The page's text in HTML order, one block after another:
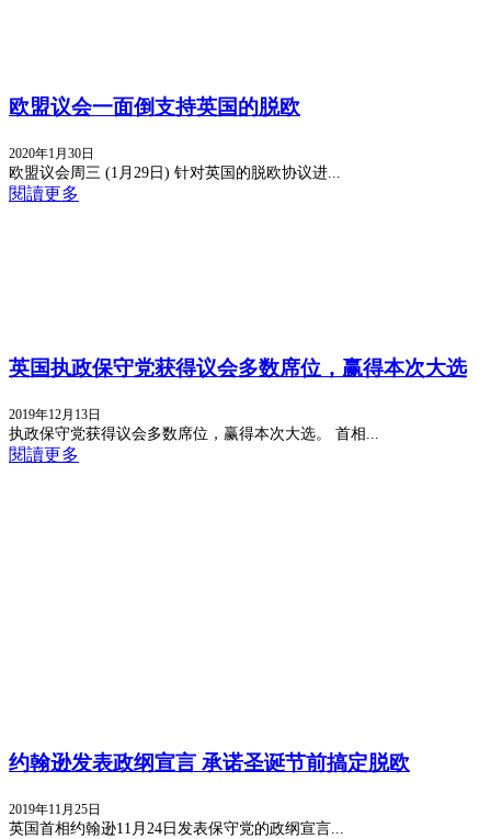
欧盟议会一面倒支持英国的脱欧
2020年1月30日
欧盟议会周三 (1月29日) 针对英国的脱欧协议进...
閱讀更多
英国执政保守党获得议会多数席位，赢得本次大选
2019年12月13日
执政保守党获得议会多数席位，赢得本次大选。 首相...
閱讀更多
约翰逊发表政纲宣言 承诺圣诞节前搞定脱欧
2019年11月25日
英国首相约翰逊11月24日发表保守党的政纲宣言...